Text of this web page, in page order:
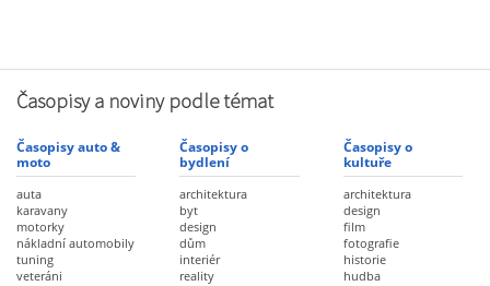
Časopisy a noviny podle témat
Časopisy auto &
moto
auta
karavany
motorky
nákladní automobily
tuning
veteráni
Časopisy o
bydlení
architektura
byt
design
dům
interiér
reality
Časopisy o
kultuře
architektura
design
film
fotografie
historie
hudba